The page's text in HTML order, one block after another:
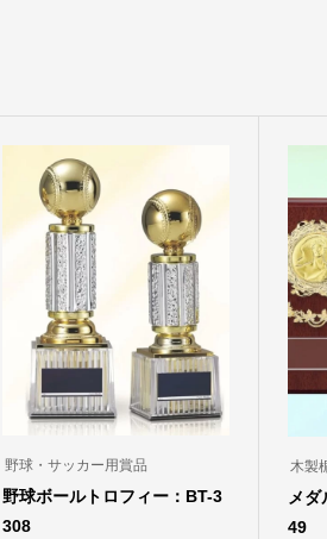
野球・サッカー用賞品
野球ボールトロフィー：BT-3
308
木製
メダ
49